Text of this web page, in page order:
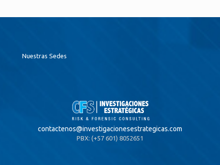
Nuestras Sedes
contactenos@investigacionesestrategicas.com
PBX: (+57 601) 8052651